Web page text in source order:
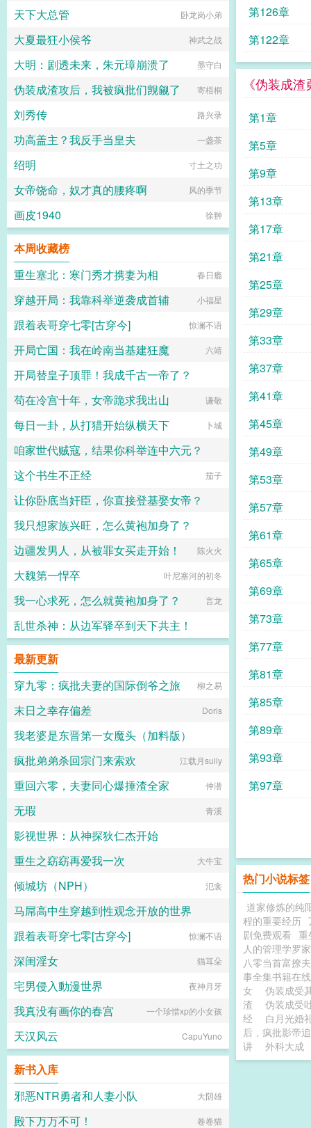
第126章
第122章
《伪装成
第1章
第5章
第9章
第13章
第17章
第21章
第25章
第29章
第33章
第37章
第41章
第45章
第49章
第53章
第57章
第61章
第65章
第69章
第73章
第77章
第81章
第85章
第89章
第93章
第97章
热门小说标签
道家修炼的纯
程的重要经历
剧免费观看 重
人的管理学罗
八零当首富撩
事全集书籍在
女
伪装成受
渣
伪装成受
经
白月光婚
后，疯批影帝
讲
外科大成
庄素，要不要随孤回京城。就算父皇
半。...
天下大总管 卧龙岗小弟
大夏最狂小侯爷 神武之战
大明：剧透未来，朱元璋崩溃了 墨守白
伪装成渣攻后，我被疯批们觊觎了 寄梧桐
刘秀传 路兴录
功高盖主？我反手当皇夫 一盏茶
绍明 寸土之功
女帝饶命，奴才真的腰疼啊 风的季节
画皮1940 徐翀
本周收藏榜
重生塞北：寒门秀才携妻为相
春日瘾
穿越开局：我靠科举逆袭成首辅 小福星
跟着表哥穿七零[古穿今] 惊澜不语
开局亡国：我在岭南当基建狂魔 六靖
开局替皇子顶罪！我成千古一帝了？
404大胖蟹
苟在冷宫十年，女帝跪求我出山 谦敬
每日一卦，从打猎开始纵横天下 卜城
咱家世代贼寇，结果你科举连中六元？
二两馒头
这个书生不正经 茄子
让你卧底当奸臣，你直接登基娶女帝？
我只想家族兴旺，怎么黄袍加身了？
瞳园无忌
边疆发男人，从被罪女买走开始！ 陈火火
大魏第一悍卒 叶尼塞河的初冬
我一心求死，怎么就黄袍加身了？ 言龙
乱世杀神：从边军驿卒到天下共主！
最新更新
穿九零：疯批夫妻的国际倒爷之旅
柳之易
末日之幸存偏差 Doris
我老婆是东晋第一女魔头（加料版）
俊俏少年
疯批弟弟杀回宗门来索欢 江载月sully
重回六零，夫妻同心爆捶渣全家 仲潜
无瑕 青溪
影视世界：从神探狄仁杰开始
爱吃香菜的丑丑鱼
重生之窈窈再爱我一次 大牛宝
倾城坊（NPH） 氾衾
马屌高中生穿越到性观念开放的世界
热爱生活的小东
跟着表哥穿七零[古穿今] 惊澜不语
深闺淫女 猫耳朵
宅男侵入動漫世界 夜神月牙
我真没有画你的春宫 一个珍惜xp的小女孩
天汉风云 CapuYuno
新书入库
邪恶NTR勇者和人妻小队
大阴雄
殿下万万不可！ 卷卷猫